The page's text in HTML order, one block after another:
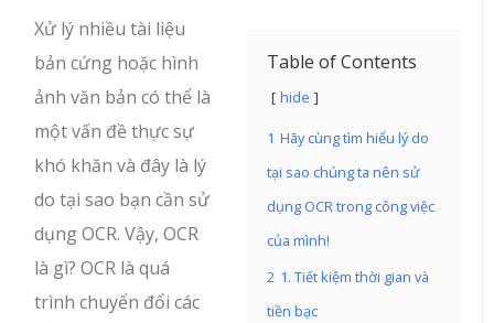
Table of Contents
hide
1 Hãy cùng tìm hiểu lý do
tại sao chúng ta nên sử
dụng OCR trong công việc
của mình!
2 1. Tiết kiệm thời gian và
tiền bạc
Xử lý nhiều tài liệu
bản cứng hoặc hình
ảnh văn bản có thể là
một vấn đề thực sự
khó khăn và đây là lý
do tại sao bạn cần sử
dụng OCR. Vậy, OCR
là gì? OCR là quá
trình chuyển đổi các